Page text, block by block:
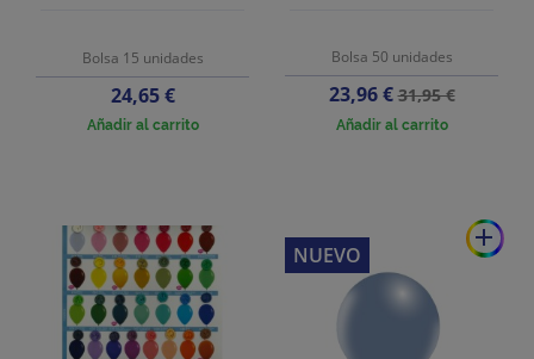
Bolsa 15 unidades
Precio
24,65 €
Añadir al carrito
Bolsa 50 unidades
Precio
23,96 €Precio
base
31,95 €
Añadir al carrito
add
NUEVO